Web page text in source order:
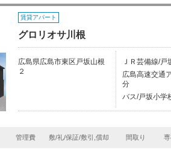
賃貸アパート
グロリオサ川根
広島県広島市東区戸坂山根
２
ＪＲ芸備線/戸
広島高速交通
分
バス/戸坂小学
管理費 敷/礼/保証/敷引,償却 間取り